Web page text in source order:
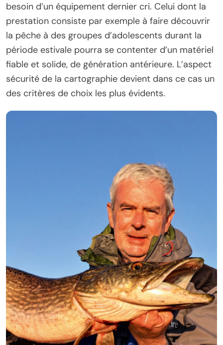
besoin d’un équipement dernier cri. Celui dont la
prestation consiste par exemple à faire découvrir
la pêche à des groupes d’adolescents durant la
période estivale pourra se contenter d’un matériel
fiable et solide, de génération antérieure. L’aspect
sécurité de la cartographie devient dans ce cas un
des critères de choix les plus évidents.